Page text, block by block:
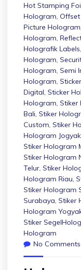
Hot Stamping
Hologram,
Picture Hologram,
Hologram,
Holografik Labels,
Hologram,
Hologram, Semi
Hologram,
Digital, Sticker
Hologram, Stiker
Bali, Stiker
Custom, Stiker
Hologram
Stiker Hologram
Stiker Hologram
Telur, Stiker
Hologram Riau,
Stiker Hologram
Surabaya, Stiker
Hologram
Stiker
Hologram
No Comments